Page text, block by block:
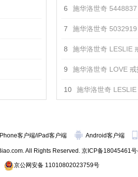
6 施华洛世奇 5448837
7 施华洛世奇 5032919
8 施华洛世奇 LESLIE 戒指,
9 施华洛世奇 LOVE 戒指,
10 施华洛世奇 LESLIE 戒指,
客户端/iPad客户端 Android客户端
All Rights Reserved. 京ICP备18045461号
京公网安备 11010802023759号